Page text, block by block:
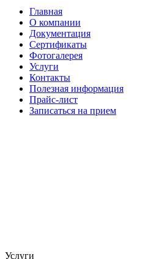
Главная
О компании
Документация
Сертификаты
Фотогалерея
Услуги
Контакты
Полезная информация
Прайс-лист
Записаться на прием
Услуги